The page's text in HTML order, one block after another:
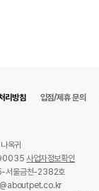
리방침 입점/제휴 문의
옥귀
90035사업자정보확인
서울금천-2382호